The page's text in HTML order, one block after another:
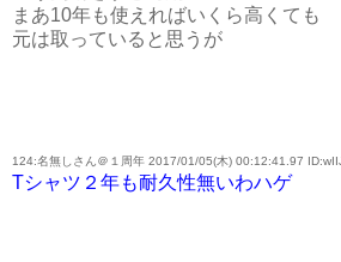
まあ10年も使えればいくら高くても
元は取っていると思うが
124:名無しさん＠１周年 2017/01/05(木) 00:12:41.97
Tシャツ２年も耐久性無いわハゲ